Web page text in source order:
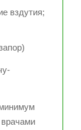
вздутия;